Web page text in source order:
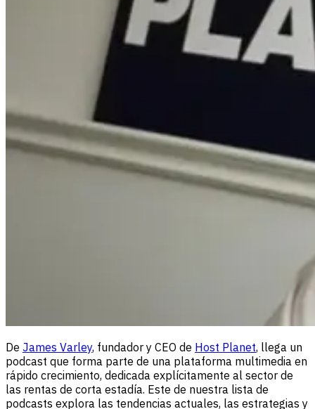
De James Varley, fundador y CEO de Host Planet, llega un
podcast que forma parte de una plataforma multimedia en
rápido crecimiento, dedicada explícitamente al sector de
las rentas de corta estadía. Este de nuestra lista de
podcasts explora las tendencias actuales, las estrategias y